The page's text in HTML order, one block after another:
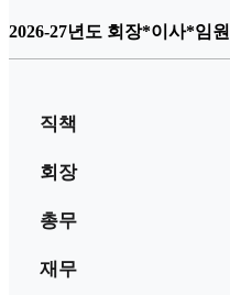
2026-27년도 회장*이사*임원
직책
회장
총무
재무